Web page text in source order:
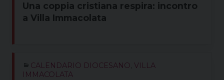
Una coppia cristiana respira: incontro
a Villa Immacolata
CALENDARIO DIOCESANO VILLA
IMMACOLATA